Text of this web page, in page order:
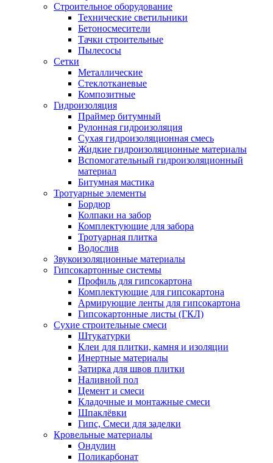
Строительное оборудование
Технические светильники
Бетоносмесители
Тачки строительные
Пылесосы
Сетки
Металлические
Стеклотканевые
Композитные
Гидроизоляция
Праймер битумный
Рулонная гидроизоляция
Сухая гидроизоляционная смесь
Жидкие гидроизоляционные материалы
Вспомогательный гидроизоляционный
материал
Битумная мастика
Тротуарные элементы
Бордюр
Колпаки на забор
Комплектующие для забора
Тротуарная плитка
Водослив
Звукоизоляционные материалы
Гипсокартонные системы
Профиль для гипсокартона
Комплектующие для гипсокартона
Армирующие ленты для гипсокартона
Гипсокартонные листы (ГКЛ)
Сухие строительные смеси
Штукатурки
Клеи для плитки, камня и изоляции
Инертные материалы
Затирка для швов плитки
Наливной пол
Цемент и смеси
Кладочные и монтажные смеси
Шпаклёвки
Гипс, Смеси для заделки
Кровельные материалы
Ондулин
Поликарбонат